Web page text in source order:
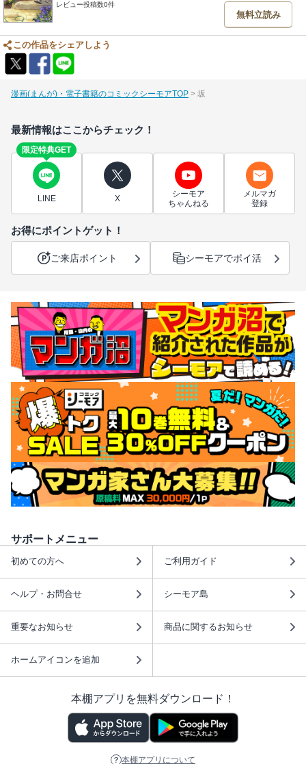
レビュー投稿数0件
無料立読み
この作品をシェアしよう
漫画(まんが)・電子書籍のコミックシーモアTOP 坂
最新情報はここからチェック！
限定特典GET
LINE X
シーモア
ちゃんねる
メルマガ
登録
お得にポイントゲット！
ご来店ポイント シーモアでポイ活
サポートメニュー
初めての方へ ご利用ガイド
ヘルプ・お問合せ シーモア島
重要なお知らせ 商品に関するお知らせ
ホームアイコンを追加
本棚アプリを無料ダウンロード！
本棚アプリについて